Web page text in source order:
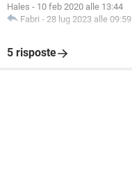
Hales - 10 feb 2020 alle 13:44
Fabri - 28 lug 2023 alle 09:59
5 risposte